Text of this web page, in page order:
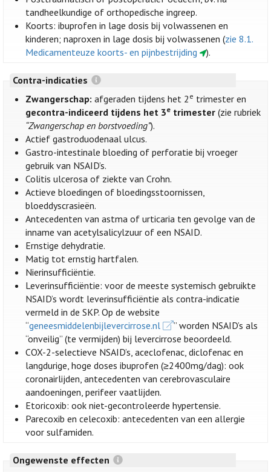
tandheelkundige of orthopedische ingreep.
Koorts: ibuprofen in lage dosis bij volwassenen en
kinderen; naproxen in lage dosis bij volwassenen (zie 8.1.
Medicamenteuze koorts- en pijnbestrijding
).
Contra-indicaties
Zwangerschap: afgeraden tijdens het 2 e trimester en
gecontra-indiceerd tijdens het 3e trimester (zie rubriek
“Zwangerschap en borstvoeding”).
Actief gastroduodenaal ulcus.
Gastro-intestinale bloeding of perforatie bij vroeger
gebruik van NSAID’s.
Colitis ulcerosa of ziekte van Crohn.
Actieve bloedingen of bloedingsstoornissen,
bloeddyscrasieën.
Antecedenten van astma of urticaria ten gevolge van de
inname van acetylsalicylzuur of een NSAID.
Ernstige dehydratie.
Matig tot ernstig hartfalen.
Nierinsufficiëntie.
Leverinsufficiëntie: voor de meeste systemisch gebruikte
NSAID’s wordt leverinsufficiëntie als contra-indicatie
vermeld in de SKP. Op de website
“geneesmiddelenbijlevercirrose.nl
” worden NSAID’s als
“onveilig” (te vermijden) bij levercirrose beoordeeld.
COX-2-selectieve NSAID’s, aceclofenac, diclofenac en
langdurige, hoge doses ibuprofen (≥2400mg/dag): ook
coronairlijden, antecedenten van cerebrovasculaire
aandoeningen, perifeer vaatlijden.
Etoricoxib: ook niet-gecontroleerde hypertensie.
Parecoxib en celecoxib: antecedenten van een allergie
voor sulfamiden.
Ongewenste effecten